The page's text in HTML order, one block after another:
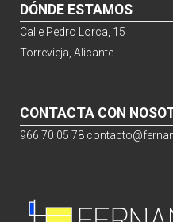
DÓNDE ESTAMOS
Calle Pedro Lorca, 15
Torrevieja, Alicante
CONTACTA CON
966 70 05 78